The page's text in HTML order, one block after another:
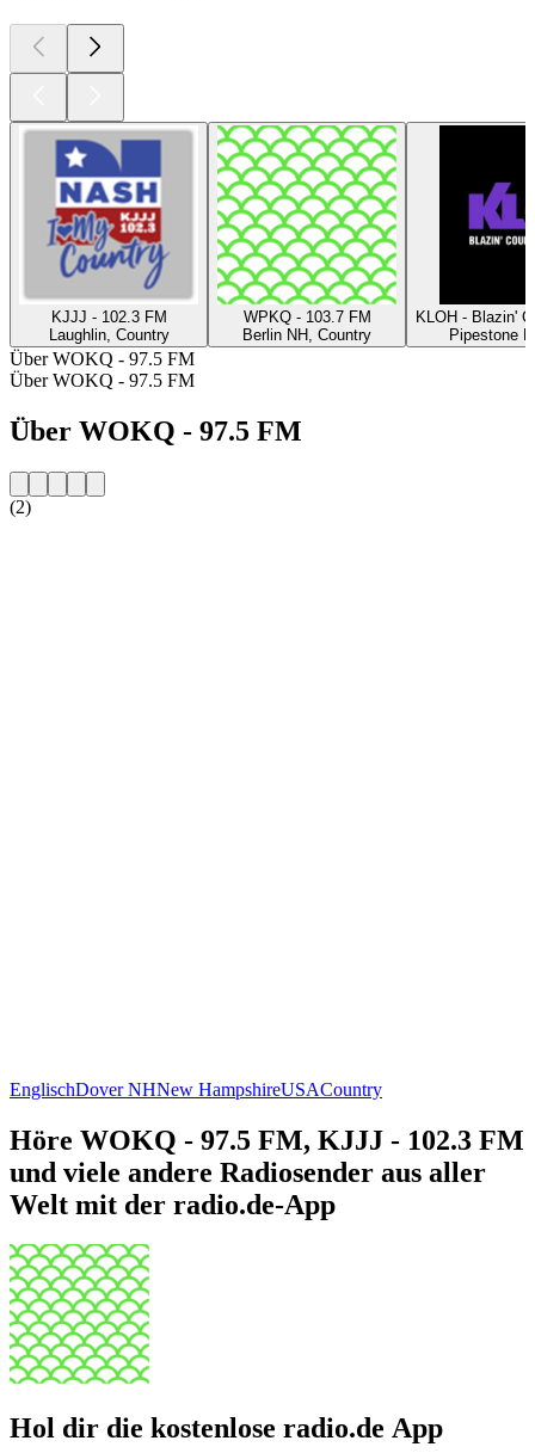
KJJJ - 102.3 FM
Laughlin, Country
WPKQ - 103.7 FM
Berlin NH, Country
KLOH - Blazin'
Pipestone
Über WOKQ - 97.5 FM
Über WOKQ - 97.5 FM
Über WOKQ - 97.5 FM
(2)
EnglischDover NHNew HampshireUSACountry
Höre WOKQ - 97.5 FM, KJJJ - 102.3 FM
und viele andere Radiosender aus aller
Welt mit der radio.de-App
Hol dir die kostenlose radio.de App